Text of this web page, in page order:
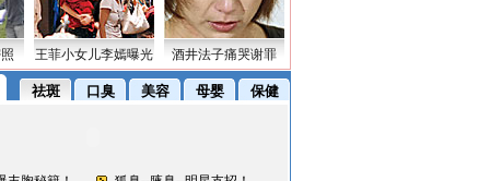
王菲小女儿李嫣曝光 酒井法子痛哭谢罪